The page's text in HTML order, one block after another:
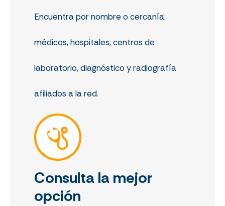
Encuentra por nombre o cercanía:
médicos, hospitales, centros de
laboratorio, diagnóstico y radiografía
afiliados a la red.
Consulta la mejor
opción